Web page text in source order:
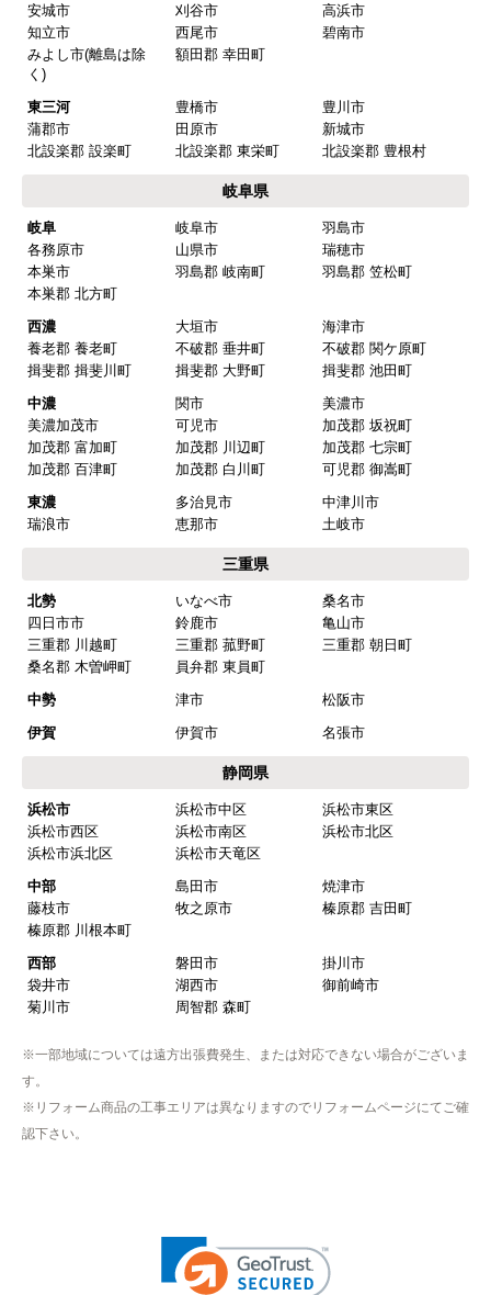
【注文商品】換気扇・レンジフー
【このショップを選んだ理由は？】
た
【注文からどのくらいで届きましたか？】
【その他感想・コメント】
マークレさん
2025年10月10日 21:04
欲しい商品をスムーズに注文できましたか？
ショップからの連絡や対応は適切でしたか？
予定の期日までに商品が届きましたか？
はい
商品の梱包は必要十分なものでしたか？
【注文商品】浄水器・整水器 【注文時
期】2025年07月頃（モバイルから）
【このショップを選んだ理由は？】
近隣で安く、評判が良かったため
【注文からどのくらいで届きましたか？】
取付工事の数日前に調整して届けてくれた
作業をされた方はスムーズで親切でした
欲しい商品をスムーズに注文できましたか？
安城市
刈谷市
高浜市
知立市
西尾市
碧南市
みよし市(離島は除
く)
額田郡 幸田町
東三河 豊橋市
豊川市
蒲郡市
田原市
新城市
北設楽郡 設楽町
北設楽郡 東栄町 北設楽郡 豊根村
岐阜県
岐阜 岐阜市
羽島市
各務原市
山県市
瑞穂市
本巣市
羽島郡 岐南町
羽島郡 笠松町
本巣郡 北方町
西濃
大垣市
海津市
養老郡 養老町
不破郡 垂井町
不破郡 関ケ原町
揖斐郡 揖斐川町
揖斐郡 大野町
揖斐郡 池田町
中濃
関市
美濃市
美濃加茂市
可児市
加茂郡 坂祝町
加茂郡 富加町
加茂郡 川辺町
加茂郡 七宗町
加茂郡 百津町
加茂郡 白川町
可児郡 御嵩町
東濃
多治見市
中津川市
瑞浪市
恵那市 土岐市
三重県
北勢 いなべ市
桑名市
四日市市
鈴鹿市
亀山市
三重郡 川越町
三重郡 菰野町
三重郡 朝日町
桑名郡 木曽岬町
員弁郡 東員町
中勢
津市
松阪市
伊賀
伊賀市 名張市
静岡県
浜松市 浜松市中区
浜松市東区
浜松市西区
浜松市南区
浜松市北区
浜松市浜北区
浜松市天竜区
中部
島田市
焼津市
藤枝市
牧之原市
榛原郡 吉田町
榛原郡 川根本町
西部
磐田市
掛川市
袋井市
湖西市
御前崎市
菊川市
周智郡 森町
※一部地域については遠方出張費発生、または対応できない場合がございま
す。
※リフォーム商品の工事エリアは異なりますのでリフォームページにてご確
認下さい。